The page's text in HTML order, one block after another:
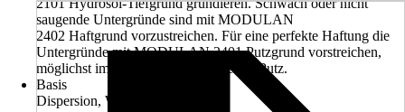
2101 Hydrosol-Tiefgrund grundieren. Schwach oder nicht
saugende Untergründe sind mit MODULAN
2402 Haftgrund vorzustreichen. Für eine perfekte Haftung die
Untergründe mit MODULAN 2401 Putzgrund vorstreichen,
möglichst im gleichen Farbton wie der Putz.
Basis
Dispersion, Wasserbasierend